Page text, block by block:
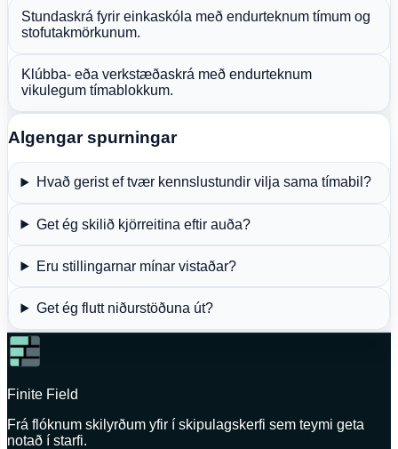
Stundaskrá fyrir einkaskóla með endurteknum tímum og
stofutakmörkunum.
Klúbba- eða verkstæðaskrá með endurteknum
vikulegum tímablokkum.
Algengar spurningar
Hvað gerist ef tvær kennslustundir vilja sama tímabil?
Get ég skilið kjörreitina eftir auða?
Eru stillingarnar mínar vistaðar?
Get ég flutt niðurstöðuna út?
Finite Field
Frá flóknum skilyrðum yfir í skipulagskerfi sem teymi geta
notað í starfi.